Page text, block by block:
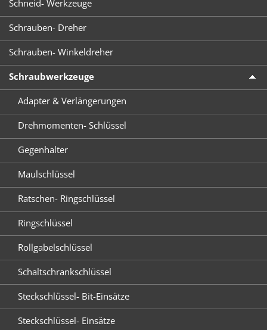
Schneid- Werkzeuge
Schrauben- Dreher
Schrauben- Winkeldreher
Schraubwerkzeuge
Adapter & Verlängerungen
Drehmomenten- Schlüssel
Gegenhalter
Maulschlüssel
Ratschen- Ringschlüssel
Ringschlüssel
Rollgabelschlüssel
Schaltschrankschlüssel
Steckschlüssel- Bit-Einsätze
Steckschlüssel- Einsätze